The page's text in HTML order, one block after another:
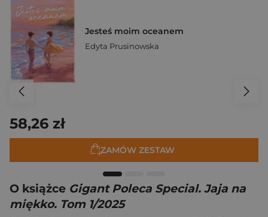
Jesteś moim oceanem
Edyta Prusinowska
58,26 zł
ZAMÓW ZESTAW
O książce Gigant Poleca Special. Jaja na
miękko. Tom 1/2025